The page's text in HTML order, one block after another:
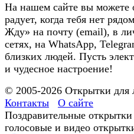
На нашем сайте вы можете
радует, когда тебя нет
Жду» на почту (email), в
сетях, на WhatsApp,
близких людей. Пусть
и чудесное настроение!
© 2005-2026 Открытки
Контакты
О сайте
Поздравительные
голосовые и видео